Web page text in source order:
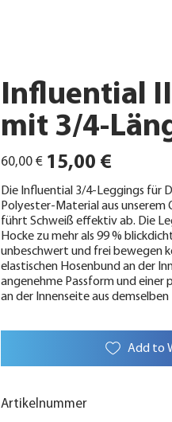
Influential
mit 3/4-
Ursprünglicher
Preis
60,00 € Angebotspreis
15,00 €
Die Influential 3/4-Leggings für
Polyester-Material aus unserem
führt Schweiß effektiv ab. Die
Hocke zu mehr als 99 %
unbeschwert und frei bewegen
elastischen Hosenbund an der
angenehme Passform und einer
an der Innenseite aus
Add to
Artikelnummer